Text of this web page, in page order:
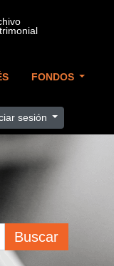
FONDOS
sesión
Buscar